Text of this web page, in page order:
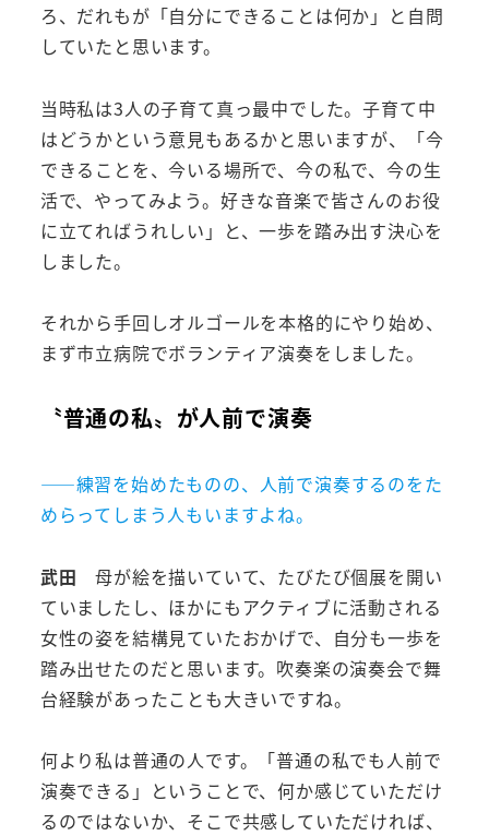
ろ、だれもが「自分にできることは何か」と自問
していたと思います。
当時私は3人の子育て真っ最中でした。子育て中
はどうかという意見もあるかと思いますが、
「今
できることを、今いる場所で、今の私で、今の生
活で、やってみよう。好きな音楽で皆さんのお役
に立てればうれしい」と、一歩を踏み出す決心を
しました。
それから手回しオルゴールを本格的にやり始め、
まず市立病院でボランティア演奏をしました。
〝普通の私〟が人前で演奏
――練習を始めたものの、人前で演奏するのをた
めらってしまう人もいますよね。
武田母が絵を描いていて、たびたび個展を開い
ていましたし、ほかにもアクティブに活動される
女性の姿を結構見ていたおかげで、自分も一歩を
踏み出せたのだと思います。吹奏楽の演奏会で舞
台経験があったことも大きいですね。
何より私は普通の人です。
「普通の私でも人前で
演奏できる」 ということで、何か感じていただけ
るのではないか、そこで共感していただければ、